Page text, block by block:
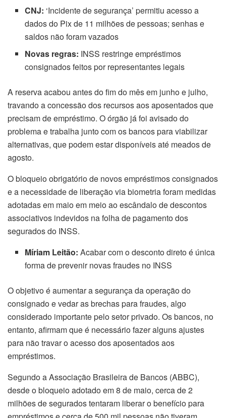
CNJ: ‘Incidente de segurança’ permitiu acesso a
dados do Pix de 11 milhões de pessoas; senhas e
saldos não foram vazados
Novas regras: INSS restringe empréstimos
consignados feitos por representantes legais
A reserva acabou antes do fim do mês em junho e julho,
travando a concessão dos recursos aos aposentados que
precisam de empréstimo. O órgão já foi avisado do
problema e trabalha junto com os bancos para viabilizar
alternativas, que podem estar disponíveis até meados de
agosto.
O bloqueio obrigatório de novos empréstimos consignados
e a necessidade de liberação via biometria foram medidas
adotadas em maio em meio ao escândalo de descontos
associativos indevidos na folha de pagamento dos
segurados do INSS.
Míriam Leitão: Acabar com o desconto direto é única
forma de prevenir novas fraudes no INSS
O objetivo é aumentar a segurança da operação do
consignado e vedar as brechas para fraudes, algo
considerado importante pelo setor privado. Os bancos, no
entanto, afirmam que é necessário fazer alguns ajustes
para não travar o acesso dos aposentados aos
empréstimos.
Segundo a Associação Brasileira de Bancos (ABBC),
desde o bloqueio adotado em 8 de maio, cerca de 2
milhões de segurados tentaram liberar o benefício para